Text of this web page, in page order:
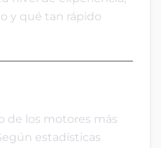
y qué tan rápido
de los motores más
estadísticas